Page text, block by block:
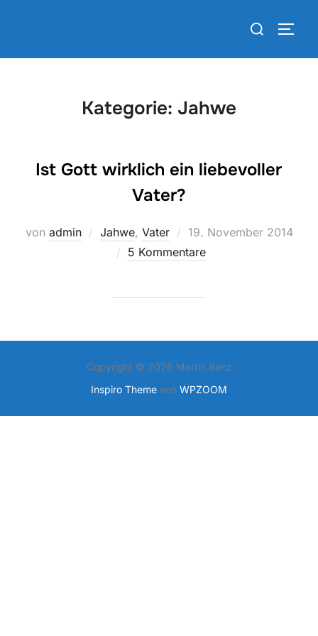
Suchen
Kategorie: Jahwe
Ist Gott wirklich ein liebevoller
Vater?
von admin Jahwe, Vater
Veröffentlicht
am
19. November 2014
5 Kommentare
Copyright © 2026 Martin Benz
Inspiro Theme von WPZOOM